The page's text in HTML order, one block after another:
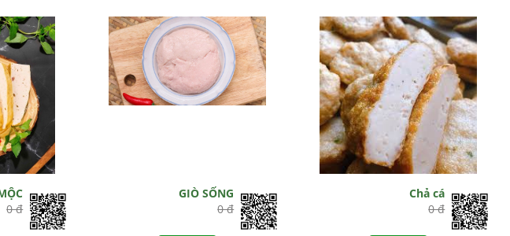
0 đ
GIÒ SỐNG
0 đ
Chả cá
0 đ